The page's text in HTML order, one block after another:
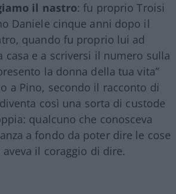
il nastro: fu proprio Troisi
Daniele cinque anni dopo il
quando fu proprio lui ad
casa e a scriversi il numero sulla
la donna della tua vita”
a Pino, secondo il racconto di
così una sorta di custode
qualcuno che conosceva
a fondo da poter dire le cose
il coraggio di dire.